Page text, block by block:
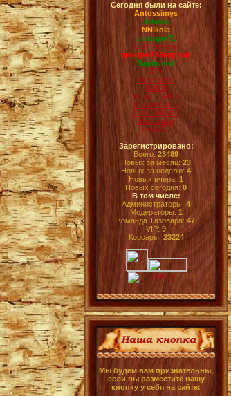
Сегодня были на сайте:
Antossimys
Johano
NNikola
stranger71
BLR_random
дмитрий18корсар
Baphomet
ZTV
andrew950
Andlok
rk_dv_melkiy
Ku33neCHIK
Dark_Nikolas
Muchacho
manul75
Зарегистрировано:
Всего:23489
Новых за месяц: 23
Новых за неделю: 4
Новых вчера:1
Новых сегодня: 0
В том числе:
Администраторы: 4
Модераторы: 1
Команда Тазовара:47
VIP: 9
Корсары: 23224
Мы будем вам признательны,
если вы разместите нашу
кнопку у себя на сайте: